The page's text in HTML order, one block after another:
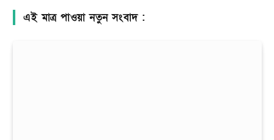
এই মাত্র পাওয়া নতুন সংবাদ :